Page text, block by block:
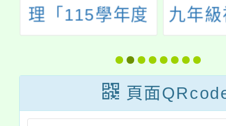
九年級複習考時
單、教室位置圖
0802正確版
權日
主深
型正
際
頁面